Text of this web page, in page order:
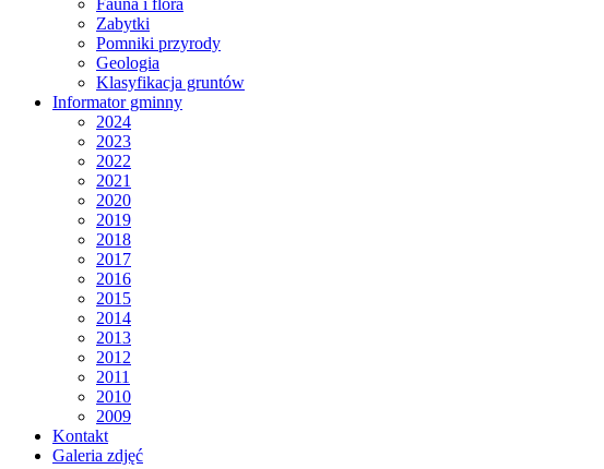
Fauna i flora
Zabytki
Pomniki przyrody
Geologia
Klasyfikacja gruntów
Informator gminny
2024
2023
2022
2021
2020
2019
2018
2017
2016
2015
2014
2013
2012
2011
2010
2009
Kontakt
Galeria zdjęć